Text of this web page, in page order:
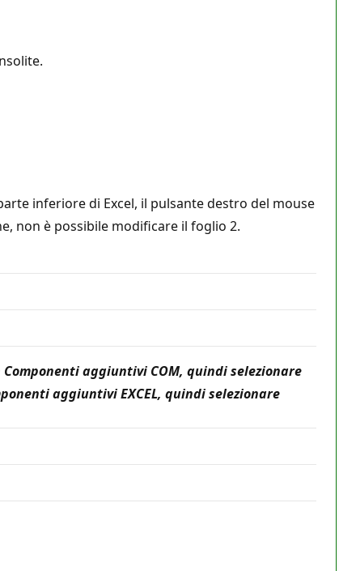
inferiore di Excel, il pulsante destro del mouse
non è possibile modificare il foglio 2.
aggiuntivi COM, quindi selezionare
aggiuntivi EXCEL, quindi selezionare